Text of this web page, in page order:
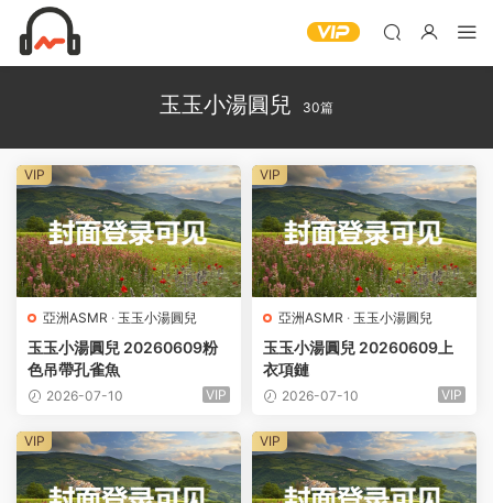
玉玉小湯圓兒 30篇
亞洲ASMR · 玉玉小湯圓兒
玉玉小湯圓兒 20260609粉
色吊帶孔雀魚
2026-07-10 VIP
VIP
亞洲ASMR · 玉玉小湯圓兒
玉玉小湯圓兒 20260609上
衣項鏈
2026-07-10 VIP
VIP
VIP VIP